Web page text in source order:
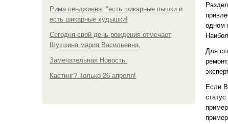
Рима пенджиева: "есть шикарные пышки и
есть шикарные худышки!
Сегодня свой день рождения отмечает
Шукшина мария Васильевна.
Замечательная Новость.
Кастинг? Только 26 апреля!
одном
Для
Если